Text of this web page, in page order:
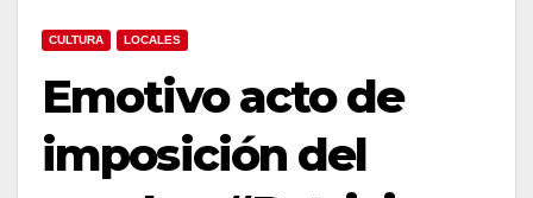
CULTURA LOCALES
Emotivo acto de
imposición del